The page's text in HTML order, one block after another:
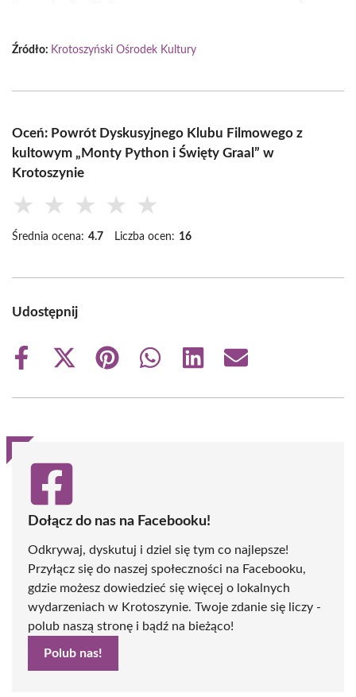
Źródło: Krotoszyński Ośrodek Kultury
Oceń: Powrót Dyskusyjnego Klubu Filmowego z
kultowym „Monty Python i Święty Graal” w
Krotoszynie
★ ★ ★ ★ ★
Średnia ocena: 4.7 Liczba ocen: 16
Udostępnij
Share
Share
(Twitter)
Share
Share
Share
Share
Dołącz do nas na Facebooku!
Odkrywaj, dyskutuj i dziel się tym co najlepsze!
Przyłącz się do naszej społeczności na Facebooku,
gdzie możesz dowiedzieć się więcej o lokalnych
wydarzeniach w Krotoszynie. Twoje zdanie się liczy -
polub naszą stronę i bądź na bieżąco!
Polub nas!